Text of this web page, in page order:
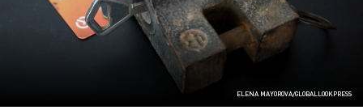
ELENA MAYOROVA/GLOBALLOOKPRESS